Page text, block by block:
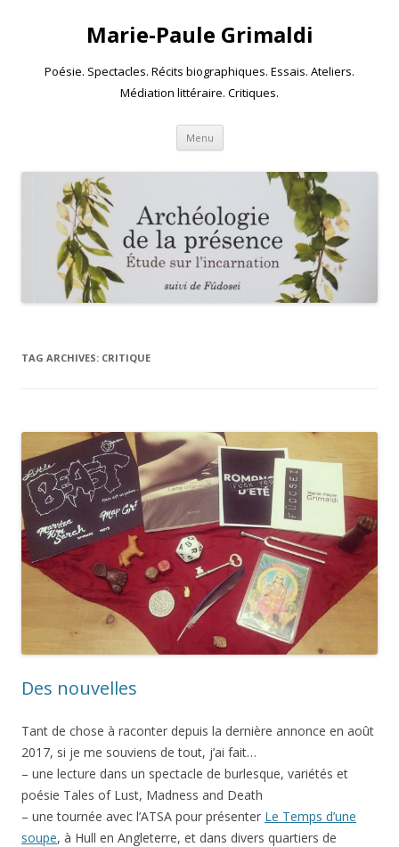
Marie-Paule Grimaldi
Poésie. Spectacles. Récits biographiques. Essais. Ateliers.
Médiation littéraire. Critiques.
Menu Skip to content
TAG ARCHIVES: CRITIQUE
Des nouvelles
Tant de chose à raconter depuis la dernière annonce en août
2017, si je me souviens de tout, j’ai fait…
– une lecture dans un spectacle de burlesque, variétés et
poésie Tales of Lust, Madness and Death
– une tournée avec l’ATSA pour présenter Le Temps d’une
soupe, à Hull en Angleterre, et dans divers quartiers de